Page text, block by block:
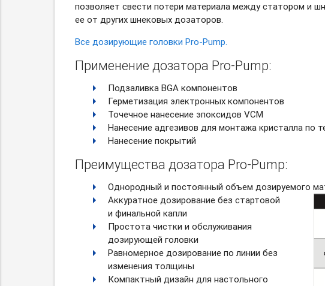
позволяет свести потери материала между статором и
ее от других шнековых дозаторов.
Все дозирующие головки Pro-Pump.
Применение дозатора Pro-Pump:
Подзаливка BGA компонентов
Герметизация электронных компонентов
Точечное нанесение эпоксидов VCM
Нанесение адгезивов для монтажа кристалла по
Нанесение покрытий
Преимущества дозатора Pro-Pump:
Однородный и постоянный объем дозируемого
Аккуратное дозирование без стартовой
и финальной капли
Простота чистки и обслуживания
дозирующей головки
Равномерное дозирование по линии без
изменения толщины
Компактный дизайн для настольного